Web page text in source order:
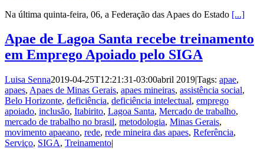
Na última quinta-feira, 06, a Federação das Apaes do Estado [...]
Apae de Lagoa Santa recebe treinamento
em Emprego Apoiado pelo SIGA
Luisa Senna2019-04-25T12:21:31-03:00abril 2019|Tags: apae,
apaes, Apaes de Minas Gerais, apaes mineiras, assistência social,
Belo Horizonte, deficiência, deficiência intelectual, emprego
apoiado, inclusão, Itabirito, Lagoa Santa, Mercado de trabalho,
mercado de trabalho no brasil, metodologia, Minas Gerais,
movimento apaeano, rede, rede mineira das apaes, Referência,
Serviço, SIGA, Treinamento|